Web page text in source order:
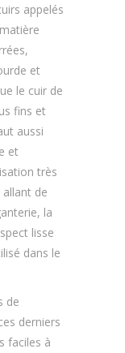
appelés
et
le cuir de
fins et
aussi
et
très
de
la
lisse
dans le
de
derniers
faciles à